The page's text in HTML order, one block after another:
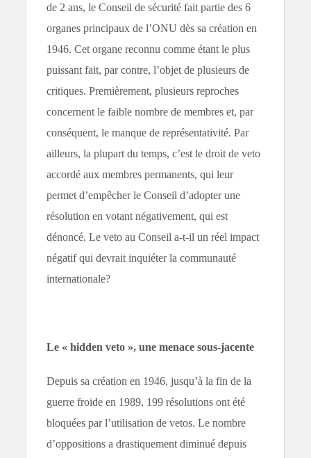
de 2 ans, le Conseil de sécurité fait partie des 6
organes principaux de l’ONU dès sa création en
1946. Cet organe reconnu comme étant le plus
puissant fait, par contre, l’objet de plusieurs de
critiques. Premièrement, plusieurs reproches
concernent le faible nombre de membres et, par
conséquent, le manque de représentativité. Par
ailleurs, la plupart du temps, c’est le droit de veto
accordé aux membres permanents, qui leur
permet d’empêcher le Conseil d’adopter une
résolution en votant négativement, qui est
dénoncé. Le veto au Conseil a-t-il un réel impact
négatif qui devrait inquiéter la communauté
internationale?
Le « hidden veto », une menace sous-jacente
Depuis sa création en 1946, jusqu’à la fin de la
guerre froide en 1989, 199 résolutions ont été
bloquées par l’utilisation de vetos. Le nombre
d’oppositions a drastiquement diminué depuis